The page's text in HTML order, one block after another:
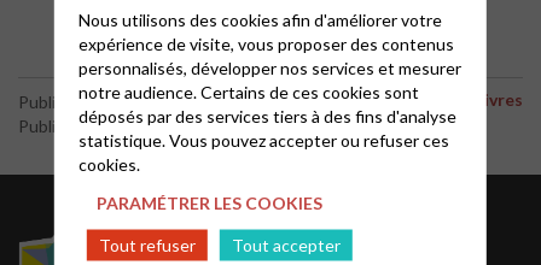
Publié le 1 septembre 2020
Publié par le webmaster
Des livres
Acteurs EPUdF
Nous utilisons des cookies afin d'améliorer votre
expérience de visite, vous proposer des contenus
personnalisés, développer nos services et mesurer
notre audience. Certains de ces cookies sont
déposés par des services tiers à des fins d'analyse
statistique. Vous pouvez accepter ou refuser ces
cookies.
PARAMÉTRER LES COOKIES
Tout refuser
Tout accepter